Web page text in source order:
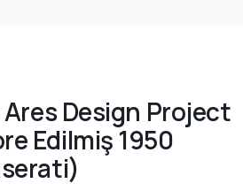
Design Project
Edilmiş 1950